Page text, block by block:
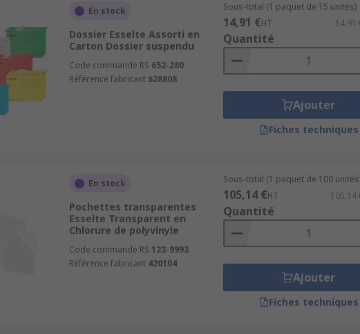
En stock
Dossier Esselte Assorti en
Carton Dossier suspendu
Code commande RS 652-280
Référence fabricant 628808
Sous-total (1 paquet de 15 unités)
14,91 €HT 14,91
Quantité
Ajouter
Fiches techniques
En stock
Pochettes transparentes
Esselte Transparent en
Chlorure de polyvinyle
Code commande RS 123-9993
Référence fabricant 420104
Sous-total (1 paquet de 100
105,14 €HT
Quantité
Ajouter
Fiches techniques